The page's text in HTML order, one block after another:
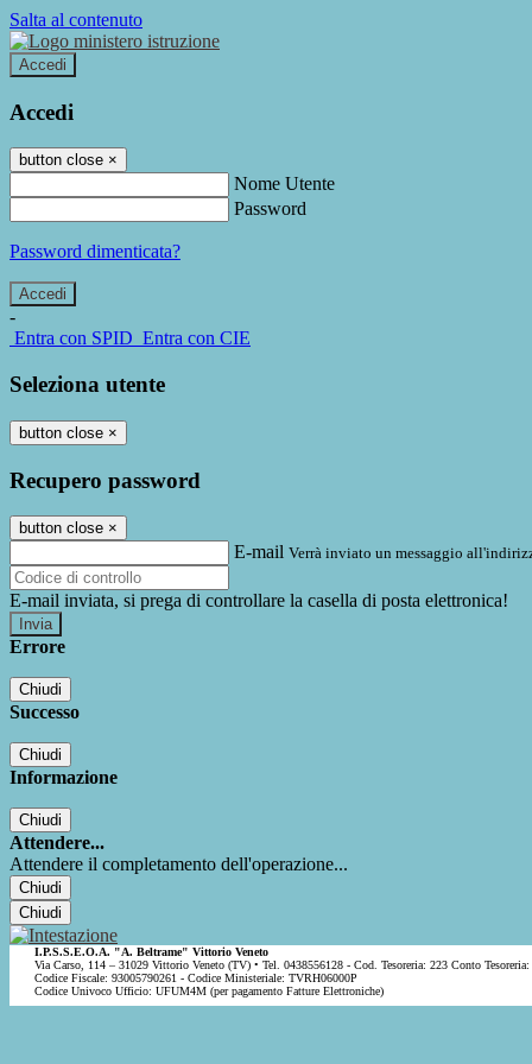
Salta al contenuto
Accedi
Accedi
button close ×
Nome Utente
Password
Password dimenticata?
-
Entra con SPID Entra con CIE
Seleziona utente
button close ×
Recupero password
button close ×
E-mail Verrà inviato un messaggio
E-mail inviata, si prega di controllare la casella di posta elettronica!
Errore
Chiudi
Successo
Chiudi
Informazione
Chiudi
Attendere...
Attendere il completamento dell'operazione...
Chiudi
Chiudi
I.P.S.S.E.O.A. "A. Beltrame" Vittorio Veneto
Via Carso, 114 – 31029 Vittorio Veneto (TV) • Tel. 0438556128 - Cod. Tesoreria: 223 Conto
Codice Fiscale: 93005790261 - Codice Ministeriale: TVRH06000P
Codice Univoco Ufficio: UFUM4M (per pagamento Fatture Elettroniche)